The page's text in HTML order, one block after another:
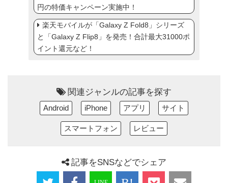
円の特価キャンペーン実施中！
楽天モバイルが「Galaxy Z Fold8」シリーズ
と「Galaxy Z Flip8」を発売！合計最大31000ポ
イント還元など！
関連ジャンルの記事を探す
Android iPhone アプリ サイト
スマートフォン レビュー
記事をSNSなどでシェア